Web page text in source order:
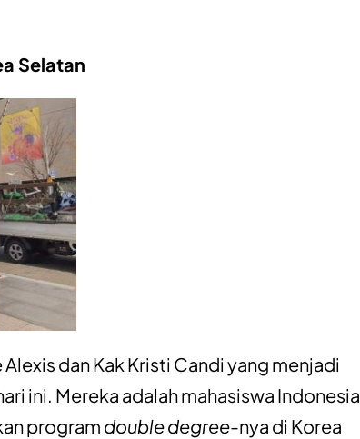
Selatan
dan Kak Kristi Candi yang menjadi
ini. Mereka adalah mahasiswa Indonesia
programdouble degree-nya di Korea